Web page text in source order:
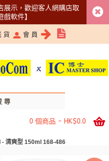
展示，歡迎客人網購店取
戲軟件】
1340
貨 會 員
0 個商品 - HK$0.0
- 清爽型 150ml 168-486